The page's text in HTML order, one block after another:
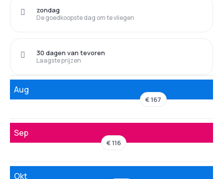
De goedkoopste dag om te vliegen
zondag
Laagste prijzen
30 dagen van tevoren
Aug
€ 167
Sep
€ 116
Okt